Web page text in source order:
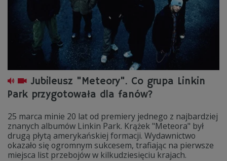
Jubileusz "Meteory". Co grupa Linkin
Park przygotowała dla fanów?
25 marca minie 20 lat od premiery jednego z najbardziej
znanych albumów Linkin Park. Krążek "Meteora" był
drugą płytą amerykańskiej formacji. Wydawnictwo
okazało się ogromnym sukcesem, trafiając na pierwsze
miejsca list przebojów w kilkudziesięciu krajach.